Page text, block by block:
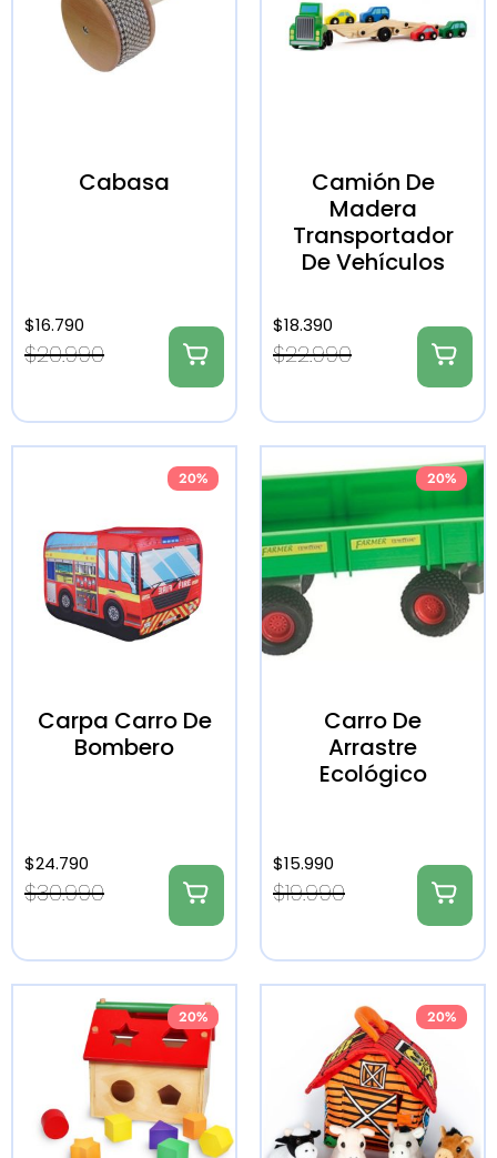
Cabasa
$20.990
$16.790
Camión De
Madera
Transportador
De Vehículos
$22.990
$18.390
20%
Carpa Carro De
Bombero
$30.990
$24.790
20%
Carro De
Arrastre
Ecológico
$19.990
$15.990
20% 20%